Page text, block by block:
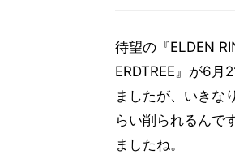
待望の『ELDEN
ERDTREE』が6月
ましたが、いきな
らい削られるんで
ましたね。